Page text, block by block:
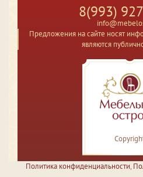
8(993)
Предложения на сайте носят
являются
Политика конфиденциальности,